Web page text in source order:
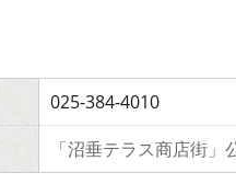
025-384-4010
「沼垂テラス商店街」